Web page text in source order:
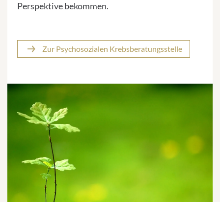
Perspektive bekommen.
Zur Psychosozialen Krebsberatungsstelle